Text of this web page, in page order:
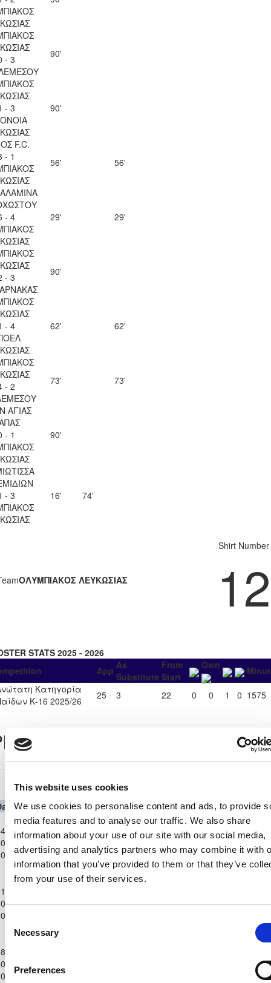
This website uses cookies
We use cookies to personalise content and ads, to provide
media features and to analyse our traffic. We also share
information about your use of our site with our social media,
advertising and analytics partners who may combine it with
information that you’ve provided to them or that they’ve
from your use of their services.
Consent
Selection
Necessary
Preferences
- 3
90'
- 3
90'
F.C.
- 1
56' 56'
- 4
29' 29'
- 3
90'
- 4
62' 62'
- 2
73' 73'
ΑΓΙΑΣ
- 1
90'
- 3
16' 74'
ΟΛΥΜΠΙΑΚΟΣ ΛΕΥΚΩΣΙΑΣ
Shirt Number
12
STATS 2025 - 2026
App As
Substitute
From
Start
Own
Κατηγορία
Κ-16 2025/26
25 3 22 0 0 1 0 1575
Record
Ανώτατη Κατηγορία Παίδων Κ-16 2025/26
Competition Home TeamH A Away Team MinutesIn Out
Ανώτατη
Κατηγορία
Κ-16
2025/26
ΑΡΗΣ
ΛΕΜΕΣΟΥ
ΟΛΥΜΠΙΑΚΟΣ
ΛΕΥΚΩΣΙΑΣ
Ανώτατη
Παίδων
2025/26
9 0 90'
Ανώτατη
Παίδων
Κ-16
58'